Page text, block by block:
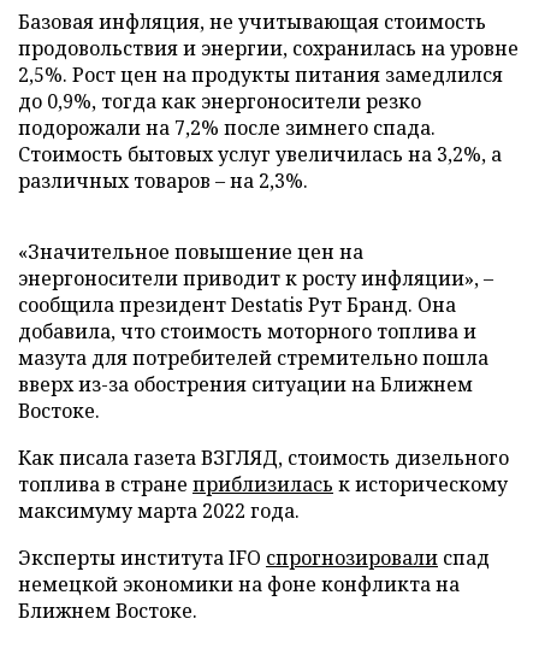
Базовая инфляция, не учитывающая стоимость
продовольствия и энергии, сохранилась на уровне
2,5%. Рост цен на продукты питания замедлился
до 0,9%, тогда как энергоносители резко
подорожали на 7,2% после зимнего спада.
Стоимость бытовых услуг увеличилась на 3,2%, а
различных товаров – на 2,3%.
«Значительное повышение цен на
энергоносители приводит к росту инфляции», –
сообщила президент Destatis Рут Бранд. Она
добавила, что стоимость моторного топлива и
мазута для потребителей стремительно пошла
вверх из-за обострения ситуации на Ближнем
Востоке.
Как писала газета ВЗГЛЯД, стоимость дизельного
топлива в стране приблизилась к историческому
максимуму марта 2022 года.
Эксперты института IFO спрогнозировали спад
немецкой экономики на фоне конфликта на
Ближнем Востоке.